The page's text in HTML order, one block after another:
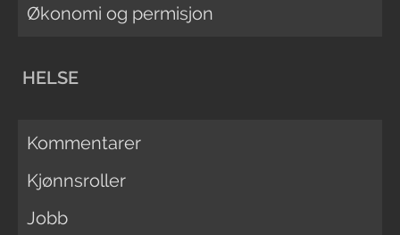
Økonomi og permisjon
HELSE
Kommentarer
Kjønnsroller
Jobb